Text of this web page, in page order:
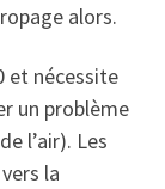
alors.
et nécessite
un problème
l’air). Les
la